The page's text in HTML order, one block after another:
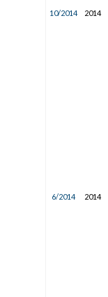
10/2014 2014
6/2014 2014